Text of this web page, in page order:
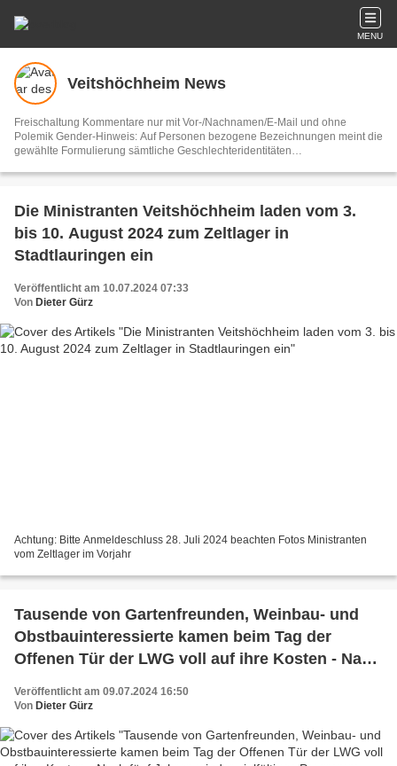
MENU
Veitshöchheim News
Freischaltung Kommentare nur mit Vor-/Nachnamen/E-Mail und ohne
Polemik Gender-Hinweis: Auf Personen bezogene Bezeichnungen meint die
gewählte Formulierung sämtliche Geschlechteridentitäten
GVO ist ausschließlich Sache der Overblog-Hosting-Plattform. Ihre E-Mail-
Die Ministranten Veitshöchheim laden vom 3.
bis 10. August 2024 zum Zeltlager in
Stadtlauringen ein
Veröffentlicht am 10.07.2024 07:33
Von Dieter Gürz
Achtung: Bitte Anmeldeschluss 28. Juli 2024 beachten Fotos Ministranten
vom Zeltlager im Vorjahr
Tausende von Gartenfreunden, Weinbau- und
Obstbauinteressierte kamen beim Tag der
Offenen Tür der LWG voll auf ihre Kosten - Nach
geboten
Veröffentlicht am 09.07.2024 16:50
Von Dieter Gürz